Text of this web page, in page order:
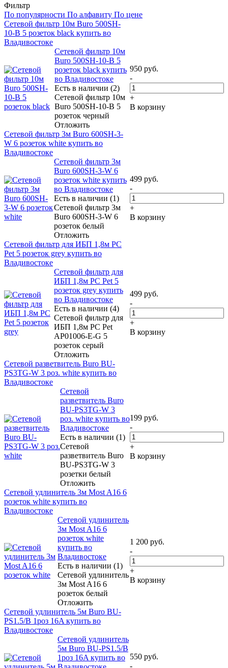
Фильтр
По популярности По алфавиту По цене
Сетевой фильтр 10м Buro 500SH-
10-B 5 розеток black купить во
Владивостоке
Сетевой фильтр 10м
Buro 500SH-10-B 5
розеток black купить
во Владивостоке
Есть в наличии (2)
Сетевой фильтр 10м
Buro 500SH-10-B 5
розеток черный
Отложить
950 руб.
-
+
В корзину
Сетевой фильтр 3м Buro 600SH-3-
W 6 розеток white купить во
Владивостоке
Сетевой фильтр 3м
Buro 600SH-3-W 6
розеток white купить
во Владивостоке
Есть в наличии (1)
Сетевой фильтр 3м
Buro 600SH-3-W 6
розеток белый
Отложить
499 руб.
-
+
В корзину
Сетевой фильтр для ИБП 1,8м PC
Pet 5 розеток grey купить во
Владивостоке
Сетевой фильтр для
ИБП 1,8м PC Pet 5
розеток grey купить
во Владивостоке
Есть в наличии (4)
Сетевой фильтр для
ИБП 1,8м PC Pet
AP01006-E-G 5
розеток серый
Отложить
499 руб.
-
+
В корзину
Сетевой разветвитель Buro BU-
PS3TG-W 3 роз. white купить во
Владивостоке
Сетевой
разветвитель Buro
BU-PS3TG-W 3
роз. white купить во
Владивостоке
Есть в наличии (1)
Сетевой
разветвитель Buro
BU-PS3TG-W 3
розетки белый
Отложить
199 руб.
-
+
В корзину
Сетевой удлинитель 3м Most A16 6
розеток white купить во
Владивостоке
Сетевой удлинитель
3м Most A16 6
розеток white
купить во
Владивостоке
Есть в наличии (1)
Сетевой удлинитель
3м Most A16 6
розеток белый
Отложить
1 200 руб.
-
+
В корзину
Сетевой удлинитель 5м Buro BU-
PS1.5/B 1роз 16A купить во
Владивостоке
Сетевой удлинитель
5м Buro BU-PS1.5/B
1роз 16A купить во 550 руб.
-